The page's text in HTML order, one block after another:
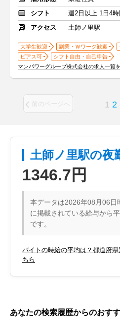
シフト
週2日以上 1日4
アクセス
土師ノ里駅
大学生歓迎 副業・Ｗワーク歓迎
ピアス可
シフト自由・自己申告
マンパワーグループ株式会社の求人一覧
前のページへ 1 2
土師ノ里駅の夜
1346.7円
本データは2026年08月06日
に掲載されている給与から
です。
バイトの時給の平均は？都道府
ちら
あなたの検索履歴からのおす